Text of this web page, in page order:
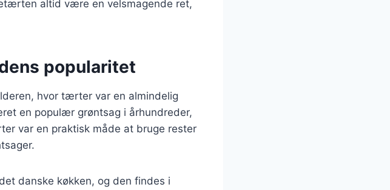
altid være en velsmagende ret,
popularitet
hvor tærter var en almindelig
en populær grøntsag i århundreder,
var en praktisk måde at bruge rester
danske køkken, og den findes i